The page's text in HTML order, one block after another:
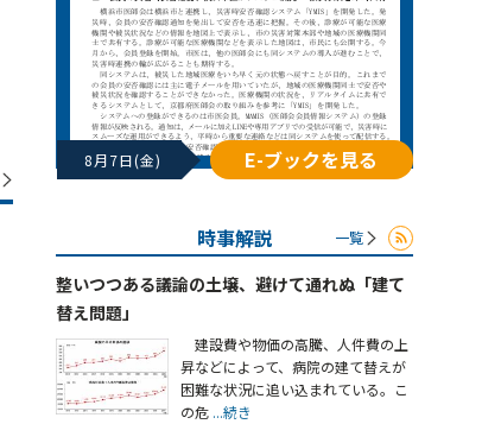
8月7日(金) E-ブックを見る
時事解説 一覧
整いつつある議論の土壌、避けて通れぬ「建て
替え問題」
建設費や物価の高騰、人件費の上
昇などによって、病院の建て替えが
困難な状況に追い込まれている。こ
の危 ...続き